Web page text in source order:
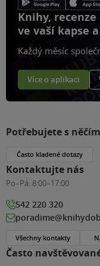
Knihy,
ve vaší kapse
Každý měsíc
Více o aplikaci
Často
Potřebujete s
Často kladené dotazy
Kontaktujte nás
Po–Pá: 8:00–17:00
542 220 320
Všechny kontakty